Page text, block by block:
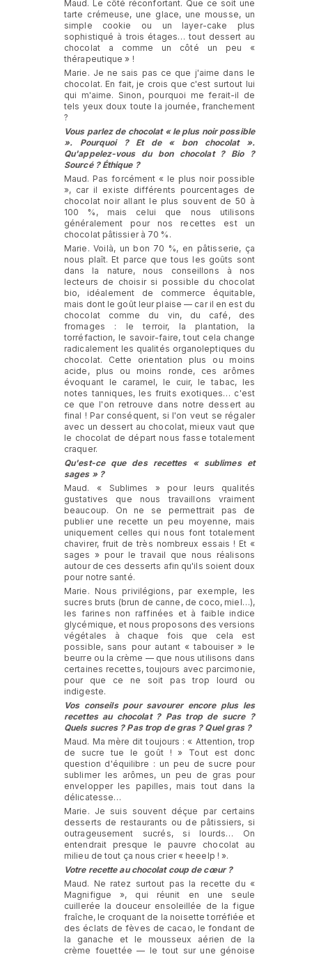
Maud. Le côté réconfortant. Que ce soit une
tarte crémeuse, une glace, une mousse, un
simple cookie ou un layer-cake plus
sophistiqué à trois étages… tout dessert au
chocolat a comme un côté un peu «
thérapeutique » !
Marie. Je ne sais pas ce que j'aime dans le
chocolat. En fait, je crois que c'est surtout lui
qui m'aime. Sinon, pourquoi me ferait-il de
tels yeux doux toute la journée, franchement
?
Vous parlez de chocolat « le plus noir possible
». Pourquoi ? Et de « bon chocolat ».
Qu'appelez-vous du bon chocolat ? Bio ?
Sourcé ? Éthique ?
Maud. Pas forcément « le plus noir possible
», car il existe différents pourcentages de
chocolat noir allant le plus souvent de 50 à
100 %, mais celui que nous utilisons
généralement pour nos recettes est un
chocolat pâtissier à 70 %.
Marie. Voilà, un bon 70 %, en pâtisserie, ça
nous plaît. Et parce que tous les goûts sont
dans la nature, nous conseillons à nos
lecteurs de choisir si possible du chocolat
bio, idéalement de commerce équitable,
mais dont le goût leur plaise — car il en est du
chocolat comme du vin, du café, des
fromages : le terroir, la plantation, la
torréfaction, le savoir-faire, tout cela change
radicalement les qualités organoleptiques du
chocolat. Cette orientation plus ou moins
acide, plus ou moins ronde, ces arômes
évoquant le caramel, le cuir, le tabac, les
notes tanniques, les fruits exotiques… c'est
ce que l'on retrouve dans notre dessert au
final ! Par conséquent, si l'on veut se régaler
avec un dessert au chocolat, mieux vaut que
le chocolat de départ nous fasse totalement
craquer.
Qu'est-ce que des recettes « sublimes et
sages » ?
Maud. « Sublimes » pour leurs qualités
gustatives que nous travaillons vraiment
beaucoup. On ne se permettrait pas de
publier une recette un peu moyenne, mais
uniquement celles qui nous font totalement
chavirer, fruit de très nombreux essais ! Et «
sages » pour le travail que nous réalisons
autour de ces desserts afin qu'ils soient doux
pour notre santé.
Marie. Nous privilégions, par exemple, les
sucres bruts (brun de canne, de coco, miel…),
les farines non raffinées et à faible indice
glycémique, et nous proposons des versions
végétales à chaque fois que cela est
possible, sans pour autant « tabouiser » le
beurre ou la crème — que nous utilisons dans
certaines recettes, toujours avec parcimonie,
pour que ce ne soit pas trop lourd ou
indigeste.
Vos conseils pour savourer encore plus les
recettes au chocolat ? Pas trop de sucre ?
Quels sucres ? Pas trop de gras ? Quel gras ?
Maud. Ma mère dit toujours : « Attention, trop
de sucre tue le goût ! » Tout est donc
question d'équilibre : un peu de sucre pour
sublimer les arômes, un peu de gras pour
envelopper les papilles, mais tout dans la
délicatesse…
Marie. Je suis souvent déçue par certains
desserts de restaurants ou de pâtissiers, si
outrageusement sucrés, si lourds… On
entendrait presque le pauvre chocolat au
milieu de tout ça nous crier « heeelp ! ».
Votre recette au chocolat coup de cœur ?
Maud. Ne ratez surtout pas la recette du «
Magnifigue », qui réunit en une seule
cuillerée la douceur ensoleillée de la figue
fraîche, le croquant de la noisette torréfiée et
des éclats de fèves de cacao, le fondant de
la ganache et le mousseux aérien de la
crème fouettée — le tout sur une génoise